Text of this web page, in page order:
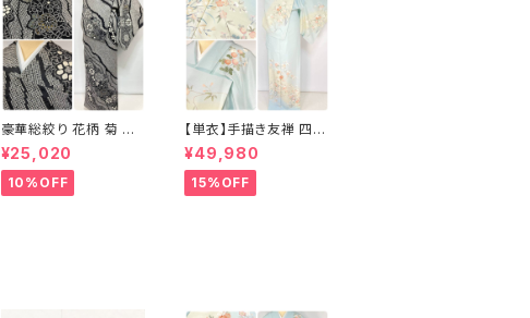
豪華総絞り 花柄 菊 椿
藤 訪問着 鹿の子絞り
ラメ 正絹 黒 白 グレー
1435
¥25,020
10%OFF
【単衣】手描き友禅 四季
の花々 正絹 訪問着 水
色 黄緑 白 パステルカラ
ー 1431
¥49,980
15%OFF